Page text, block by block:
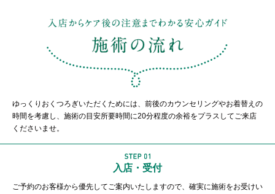
ゆっくりおくつろぎいただくためには、前後のカウンセリングやお着替えの
時間を考慮し、施術の目安所要時間に20分程度の余裕をプラスしてご来店
くださいませ。
入店・受付
ご予約のお客様から優先してご案内いたしますので、確実に施術をお受けい